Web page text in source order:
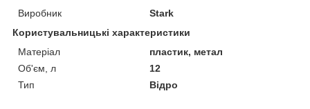
Виробник
Stark
Користувальницькі характеристики
Матеріал
пластик, метал
Об'єм, л
12
Тип
Відро